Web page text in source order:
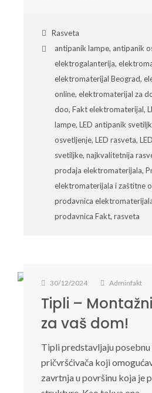
Rasveta
antipanik lampe, antipanik
elektrogalanterija,
elektromaterijal Beograd,
online, elektromaterijal za
doo, Fakt elektromaterijal,
lampe, LED antipanik
osvetljenje, LED rasveta,
svetiljke, najkvalitetnija
prodaja elektromaterijala,
elektromaterijala i zaštitne
prodavnica
prodavnica Fakt, rasveta
30/12/2024 Adminfakt
Tipli –
za vaš dom!
Tipli predstavljaju
pričvršćivača koji
zavrtnja u površinu koja je